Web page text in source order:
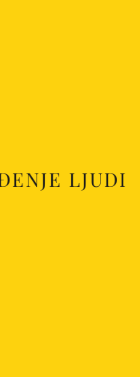
LJUDI